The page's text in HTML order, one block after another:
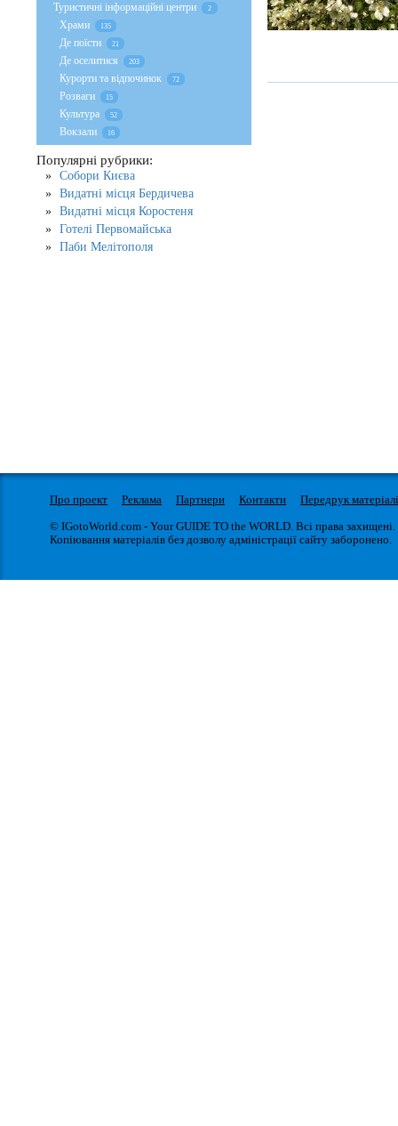
Туристичні інформаційні центри 2
Храми 135
Де поїсти 21
Де оселитися 203
Курорти та відпочинок 72
Розваги 15
Культура 52
Вокзали 16
Популярні рубрики:
Собори Києва
Видатні місця Бердичева
Видатні місця Коростеня
Готелі Первомайська
Паби Мелітополя
Про проект Реклама Партнери Контакти
Передрук
© IGotoWorld.com - Your GUIDE TO the WORLD. Всі права захищені.
Копіювання матеріалів без дозволу адміністрації сайту заборонено.